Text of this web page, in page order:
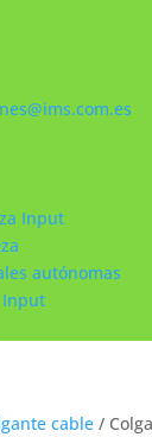
Input
autónomas
Input
cable/